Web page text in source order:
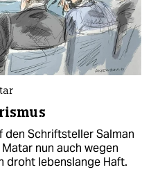
den Schriftsteller Salman
nun auch wegen
droht lebenslange Haft.